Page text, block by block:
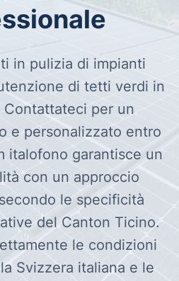
in pulizia di impianti
di tetti verdi in
per un
e personalizzato entro
italofono garantisce un
con un approccio
le specificità
del Canton Ticino.
le condizioni
Svizzera italiana e le